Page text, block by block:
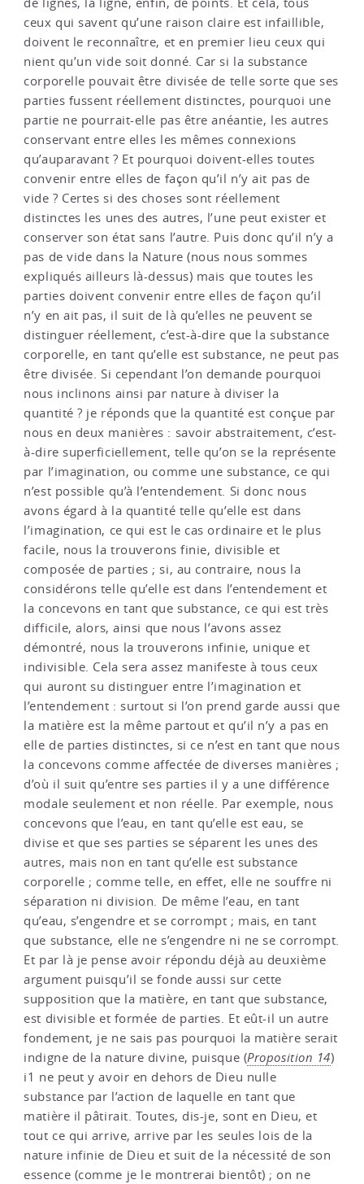
ceux qui savent qu’une raison claire est infaillible,
doivent le reconnaître, et en premier lieu ceux qui
nient qu’un vide soit donné. Car si la substance
corporelle pouvait être divisée de telle sorte que ses
parties fussent réellement distinctes, pourquoi une
partie ne pourrait-elle pas être anéantie, les autres
conservant entre elles les mêmes connexions
qu’auparavant ? Et pourquoi doivent-elles toutes
convenir entre elles de façon qu’il n’y ait pas de
vide ? Certes si des choses sont réellement
distinctes les unes des autres, l’une peut exister et
conserver son état sans l’autre. Puis donc qu’il n’y a
pas de vide dans la Nature (nous nous sommes
expliqués ailleurs là-dessus) mais que toutes les
parties doivent convenir entre elles de façon qu’il
n’y en ait pas, il suit de là qu’elles ne peuvent se
distinguer réellement, c’est-à-dire que la substance
corporelle, en tant qu’elle est substance, ne peut pas
être divisée. Si cependant l’on demande pourquoi
nous inclinons ainsi par nature à diviser la
quantité ? je réponds que la quantité est conçue par
nous en deux manières : savoir abstraitement, c’est-
à-dire superficiellement, telle qu’on se la représente
par l’imagination, ou comme une substance, ce qui
n’est possible qu’à l’entendement. Si donc nous
avons égard à la quantité telle qu’elle est dans
l’imagination, ce qui est le cas ordinaire et le plus
facile, nous la trouverons finie, divisible et
composée de parties ; si, au contraire, nous la
considérons telle qu’elle est dans l’entendement et
la concevons en tant que substance, ce qui est très
difficile, alors, ainsi que nous l’avons assez
démontré, nous la trouverons infinie, unique et
indivisible. Cela sera assez manifeste à tous ceux
qui auront su distinguer entre l’imagination et
l’entendement : surtout si l’on prend garde aussi que
la matière est la même partout et qu’il n’y a pas en
elle de parties distinctes, si ce n’est en tant que nous
la concevons comme affectée de diverses manières ;
d’où il suit qu’entre ses parties il y a une différence
modale seulement et non réelle. Par exemple, nous
concevons que l’eau, en tant qu’elle est eau, se
divise et que ses parties se séparent les unes des
autres, mais non en tant qu’elle est substance
corporelle ; comme telle, en effet, elle ne souffre ni
séparation ni division. De même l’eau, en tant
qu’eau, s’engendre et se corrompt ; mais, en tant
que substance, elle ne s’engendre ni ne se corrompt.
Et par là je pense avoir répondu déjà au deuxième
argument puisqu’il se fonde aussi sur cette
supposition que la matière, en tant que substance,
est divisible et formée de parties. Et eût-il un autre
fondement, je ne sais pas pourquoi la matière serait
indigne de la nature divine, puisque (Proposition 14)
i1 ne peut y avoir en dehors de Dieu nulle
substance par l’action de laquelle en tant que
matière il pâtirait. Toutes, dis-je, sont en Dieu, et
tout ce qui arrive, arrive par les seules lois de la
nature infinie de Dieu et suit de la nécessité de son
essence (comme je le montrerai bientôt) ; on ne